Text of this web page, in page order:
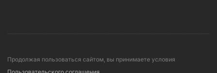
Продолжая пользоваться сайтом, вы принимаете условия